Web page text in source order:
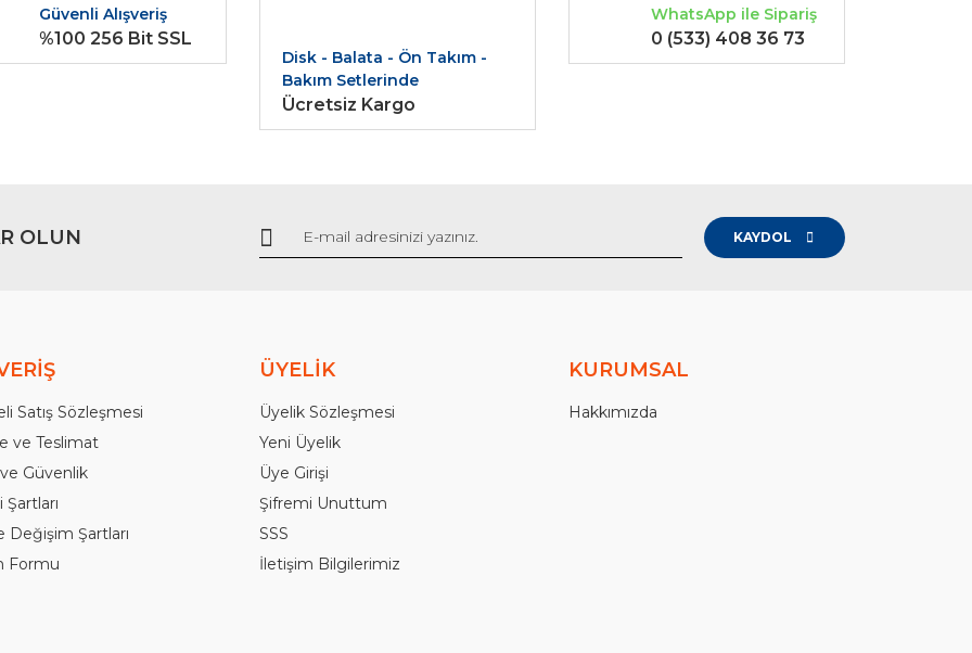
Gönder
Güvenli Alışveriş
%100 256 Bit SSL
Disk - Balata - Ön Takım -
Bakım Setlerinde
Ücretsiz Kargo
WhatsApp ile Sipariş
0 (533) 408 36 73
OLUN KAYDOL
Satış Sözleşmesi
ve Teslimat
Güvenlik
Şartları
Değişim Şartları
Formu
ÜYELİK
Üyelik Sözleşmesi
Yeni Üyelik
Üye Girişi
Şifremi Unuttum
SSS
İletişim Bilgilerimiz
KURUMSAL
Hakkımızda